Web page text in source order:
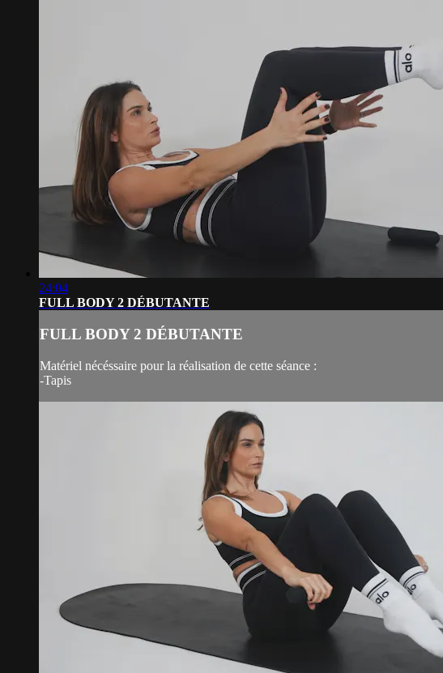
24:04
FULL BODY 2 DÉBUTANTE
FULL BODY 2 DÉBUTANTE
Matériel nécéssaire pour la réalisation de cette séance :
-Tapis